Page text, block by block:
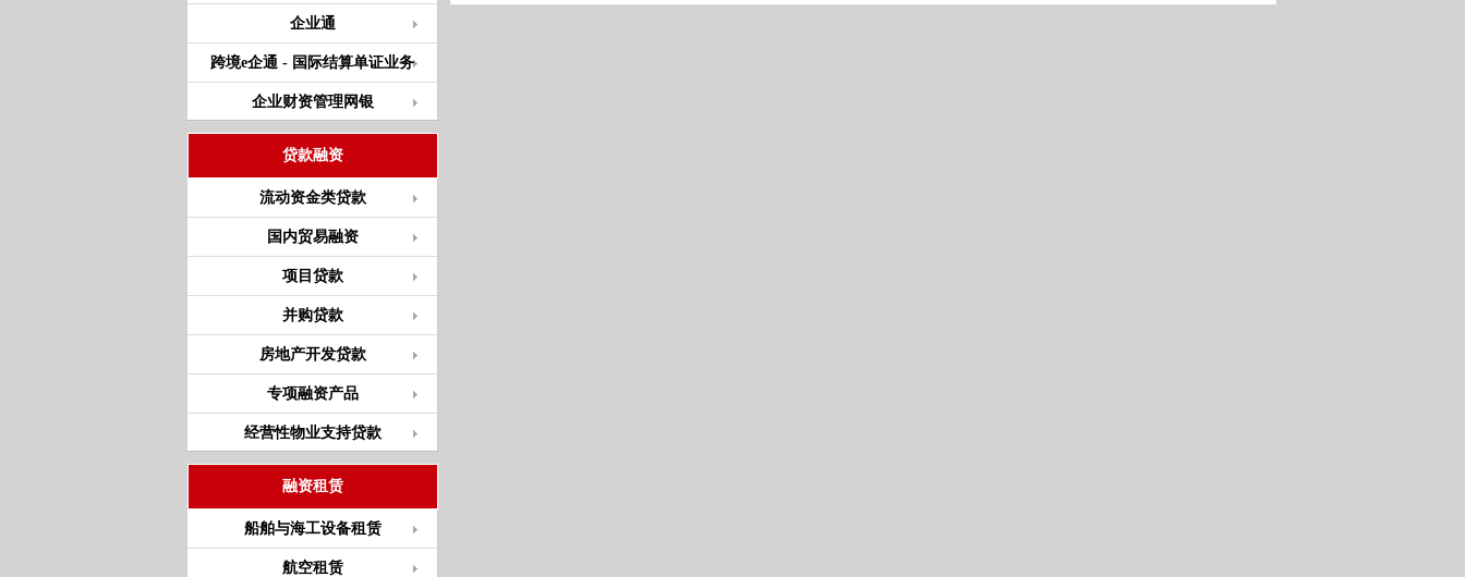
企业通
跨境e企通 - 国际结算单证业务
企业财资管理网银
贷款融资
流动资金类贷款
国内贸易融资
项目贷款
并购贷款
房地产开发贷款
专项融资产品
经营性物业支持贷款
融资租赁
船舶与海工设备租赁
航空租赁